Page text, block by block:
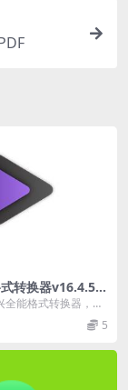
转换器v16.4.5.2
色版
全能格式转换器，又
国产全能音视频格式
具有...
5